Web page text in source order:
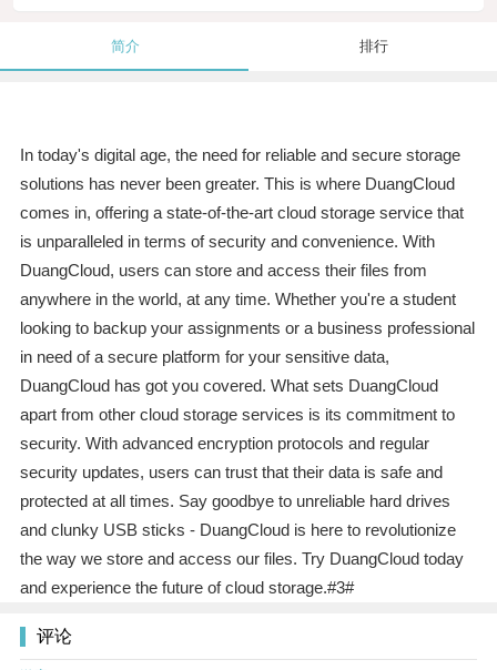
简介 排行
In today's digital age, the need for reliable and secure storage
solutions has never been greater. This is where DuangCloud
comes in, offering a state-of-the-art cloud storage service that
is unparalleled in terms of security and convenience. With
DuangCloud, users can store and access their files from
anywhere in the world, at any time. Whether you're a student
looking to backup your assignments or a business professional
in need of a secure platform for your sensitive data,
DuangCloud has got you covered. What sets DuangCloud
apart from other cloud storage services is its commitment to
security. With advanced encryption protocols and regular
security updates, users can trust that their data is safe and
protected at all times. Say goodbye to unreliable hard drives
and clunky USB sticks - DuangCloud is here to revolutionize
the way we store and access our files. Try DuangCloud today
and experience the future of cloud storage.#3#
评论